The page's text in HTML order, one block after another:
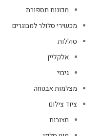
מכונות תספורת
מכשירי סלולר למבוגרים
סוללות
אלקליין
גיבוי
מצלמות אבטחה
ציוד צילום
חצובות